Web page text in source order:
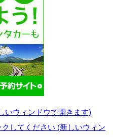
いウィンドウで開きます)
してください (新しいウィン